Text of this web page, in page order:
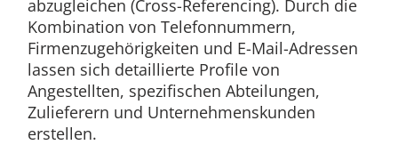
abzugleichen (Cross-Referencing). Durch die
Kombination von Telefonnummern,
Firmenzugehörigkeiten und E-Mail-Adressen
lassen sich detaillierte Profile von
Angestellten, spezifischen Abteilungen,
Zulieferern und Unternehmenskunden
erstellen.